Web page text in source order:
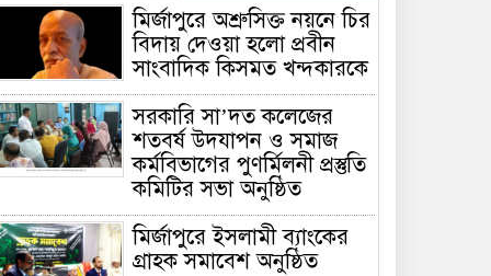
মির্জাপুরে অশ্রুসিক্ত নয়নে চির
বিদায় দেওয়া হলো প্রবীন
সাংবাদিক কিসমত খন্দকারকে
সরকারি সা’দত কলেজের
শতবর্ষ উদযাপন ও সমাজ
কর্মবিভাগের পুণর্মিলনী প্রস্তুতি
কমিটির সভা অনুষ্ঠিত
মির্জাপুরে ইসলামী ব্যাংকের
গ্রাহক সমাবেশ অনুষ্ঠিত